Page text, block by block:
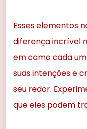
Esses elementos
diferença incrível
em como cada
suas intenções e
seu redor.
que eles podem